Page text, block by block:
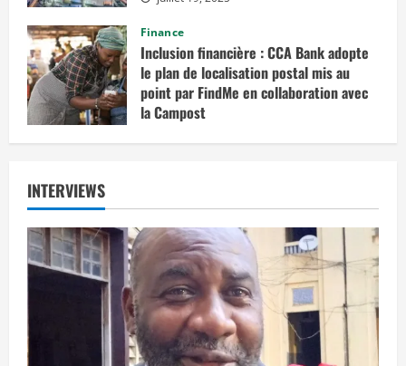
Finance
Inclusion financière : CCA Bank adopte
le plan de localisation postal mis au
point par FindMe en collaboration avec
la Campost
INTERVIEWS